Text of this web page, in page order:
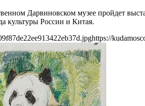
Дарвиновском музее пройдет
культуры России и Китая.
https://